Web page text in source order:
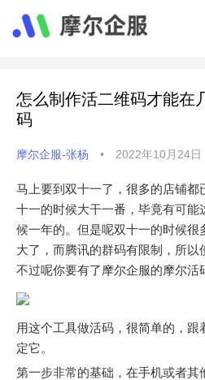
怎么制作活二维码才能在
码
摩尔企服-张杨 • 2022年10月24日
马上要到双十一了，很多的店铺都
十一的时候大干一番，毕竟有可能
候一年的。但是呢双十一的时候很
大了，而腾讯的群码有限制，所以
不过呢你要有了摩尔企服的摩尔活
用这个工具做活码，很简单的，
定它。
第一步非常的基础，在手机或者其